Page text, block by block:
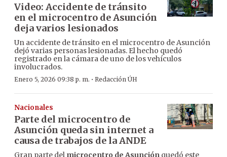
Video: Accidente de tránsito
en el microcentro de Asunción
deja varios lesionados
Un accidente de tránsito en el microcentro de Asunción
dejó varias personas lesionadas. El hecho quedó
registrado en la cámara de uno de los vehículos
involucrados.
Enero 5, 2026 09:38 p. m. · Redacción ÚH
Nacionales
Parte del microcentro de
Asunción queda sin internet a
causa de trabajos de la ANDE
Gran parte del microcentro de Asunción quedó este